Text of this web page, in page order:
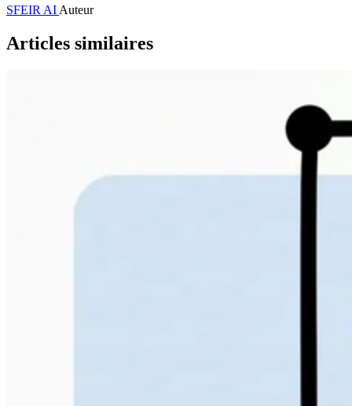
SFEIR AI Auteur
Articles similaires